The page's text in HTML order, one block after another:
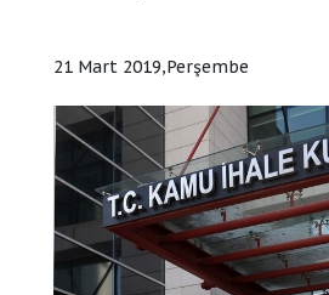
21 Mart 2019,Perşembe